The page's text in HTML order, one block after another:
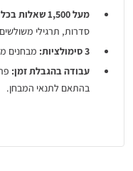
מעל 1,500 שאלות בכל נושאי המבחן:
סדרות, תרגילי
3 סימולציות:
מבחנים
עבודה בהגבלת זמן:
בהתאם לתנאי המבחן.
הכוונה להצלחה: